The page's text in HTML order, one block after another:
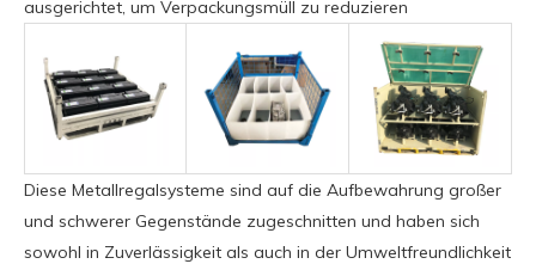
ausgerichtet, um Verpackungsmüll zu reduzieren
Diese Metallregalsysteme sind auf die Aufbewahrung großer
und schwerer Gegenstände zugeschnitten und haben sich
sowohl in Zuverlässigkeit als auch in der Umweltfreundlichkeit